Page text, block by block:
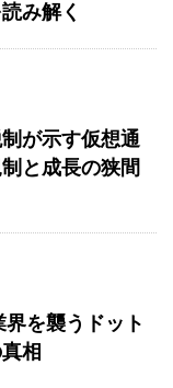
み解く
が示す仮想通
と成長の狭間
を襲うドット
相